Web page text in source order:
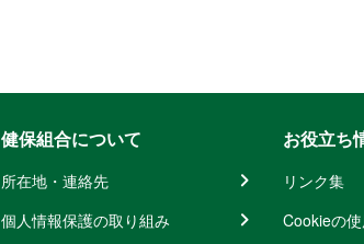
健保組合について
所在地・連絡先
個人情報保護の取り組み
お役立ち
リンク集
Cookieの